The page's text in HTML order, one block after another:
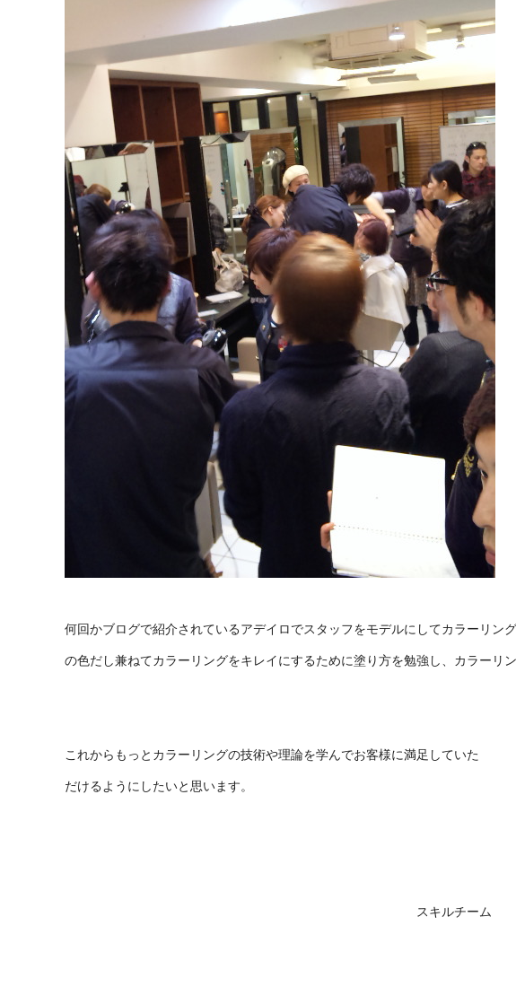
何回かブログで紹介されているアデイロでスタッフをモデルにしてカラーリング
の色だし兼ねてカラーリングをキレイにするために塗り方を勉強し、カラーリ
これからもっとカラーリングの技術や理論を学んでお客様に満足していた
だけるようにしたいと思います。
スキルチーム 福